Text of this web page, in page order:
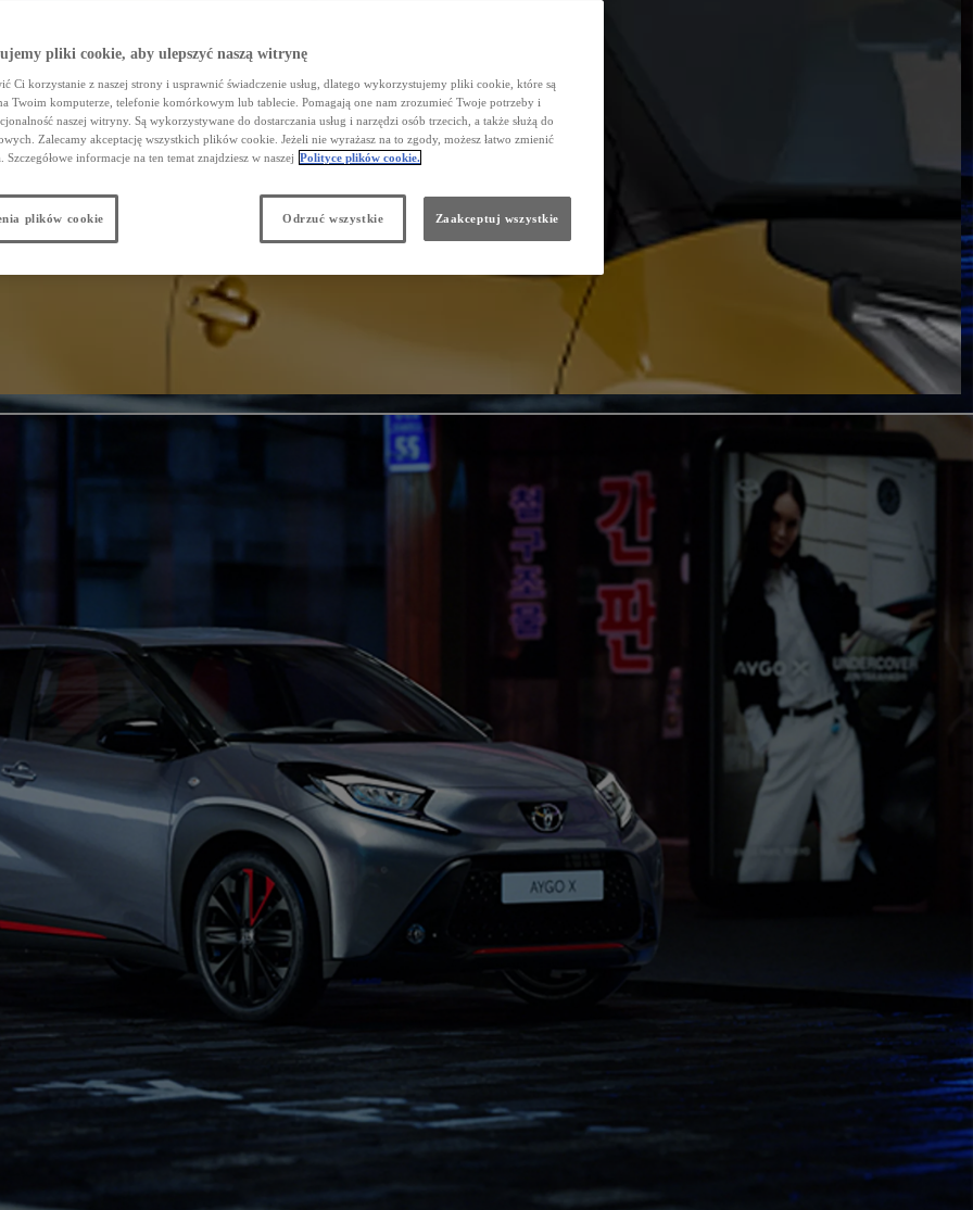
pliki cookie, aby ulepszyć naszą witrynę
Ci korzystanie z naszej strony i usprawnić świadczenie usług, dlatego wykorzystujemy pliki cookie, które są
Twoim komputerze, telefonie komórkowym lub tablecie. Pomagają one nam zrozumieć Twoje potrzeby i
naszej witryny. Są wykorzystywane do dostarczania usług i narzędzi osób trzecich, a także służą do
Zalecamy akceptację wszystkich plików cookie. Jeżeli nie wyrażasz na to zgody, możesz łatwo zmienić
Szczegółowe informacje na ten temat znajdziesz w naszej Polityce plików cookie.
plików cookie Odrzuć wszystkie Zaakceptuj wszystkie